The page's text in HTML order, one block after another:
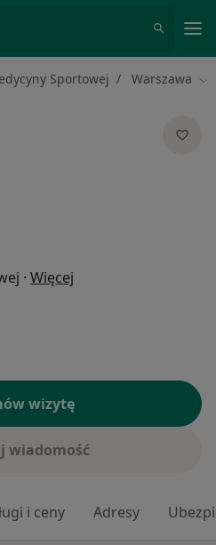
Sportowej Warszawa
· Więcej
wizytę
wiadomość
i ceny Adresy